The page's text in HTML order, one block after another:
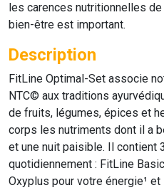
les carences nutritionnelles
bien-être est important.
Description
FitLine Optimal-Set associe
NTC© aux traditions
de fruits, légumes, épices et
corps les nutriments dont il a
et une nuit paisible. Il contient
quotidiennement : FitLine
Oxyplus pour votre énergie¹ et